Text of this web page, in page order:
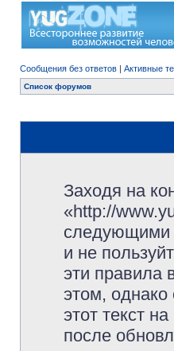
Сообщения без ответов | Активные
Список форумов
Заходя на
«http://
следующими
и не
эти правила
этом,
этот текст
после